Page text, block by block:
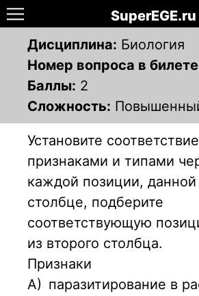
SuperEGE.ru
Дисциплина: Биология
Номер вопроса в
Баллы: 2
Сложность:
Установите
признаками и типами
каждой позиции,
столбце, подберите
соответствующую
из второго столбца.
Признаки
А) паразитирование в